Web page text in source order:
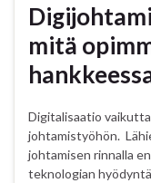
mitä
Digitalisaatio
johtamistyöhön.
johtamisen rinnalla
teknologian